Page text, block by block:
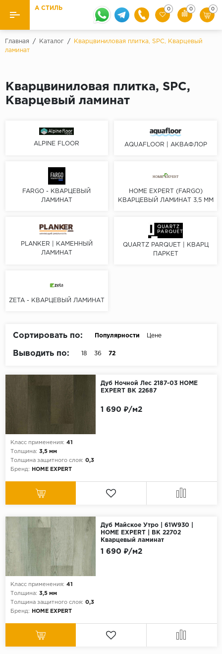
Назад Назад
Krontex
Класс
32 класс
33 класс
Серый
Бежевый
Дуб светлый
Германия
Паркетная доска
Ковролин и ковровая плитка
Плитка ПВХ
Кварцевый ламинат SPC
А СТИЛЬ 0 0 0
Главная / Каталог /
Кварцвиниловая плитка, SPC, Кварцевый
ламинат
Кварцвиниловая плитка, SPC,
Кварцевый ламинат
ALPINE FLOOR AQUAFLOOR | АКВАФЛОР
FARGO - КВАРЦЕВЫЙ
ЛАМИНАТ
HOME EXPERT (FARGO)
КВАРЦЕВЫЙ ЛАМИНАТ 3,5 ММ
PLANKER | КАМЕННЫЙ
ЛАМИНАТ
QUARTZ PARQUET | КВАРЦ
ПАРКЕТ
ZETA - КВАРЦЕВЫЙ ЛАМИНАТ
Сортировать по: Популярности Цене
Выводить по: 18 36 72
Дуб Ночной Лес 2187-03 HOME
EXPERT ВК 22687
Класс применения: 41
Толщина: 3,5 мм
Толщина защитного слоя: 0,3
Бренд:
HOME EXPERT
1 690 ₽/м2
Дуб Майское Утро | 61W930 |
HOME EXPERT | ВК 22702
Кварцевый ламинат
Класс применения: 41
Толщина: 3,5 мм
Толщина защитного слоя: 0,3
Бренд:
HOME EXPERT
1 690 ₽/м2